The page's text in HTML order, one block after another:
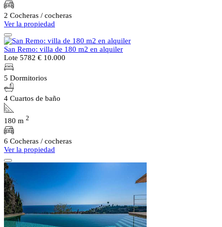
2 Cocheras / cocheras
Ver la propiedad
San Remo: villa de 180 m2 en alquiler
Lote 5782 € 10.000
5 Dormitorios
4 Cuartos de baño
180 m 2
6 Cocheras / cocheras
Ver la propiedad